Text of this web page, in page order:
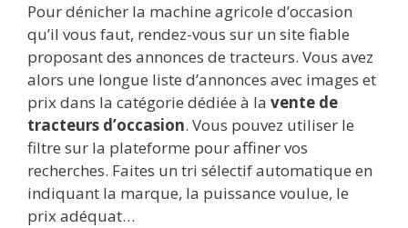
Pour dénicher la machine agricole d’occasion
qu’il vous faut, rendez-vous sur un site fiable
proposant des annonces de tracteurs. Vous avez
alors une longue liste d’annonces avec images et
prix dans la catégorie dédiée à la vente de
tracteurs d’occasion. Vous pouvez utiliser le
filtre sur la plateforme pour affiner vos
recherches. Faites un tri sélectif automatique en
indiquant la marque, la puissance voulue, le
prix adéquat…